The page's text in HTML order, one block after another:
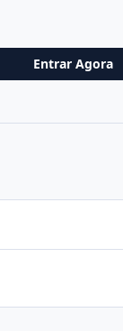
Entrar Agora